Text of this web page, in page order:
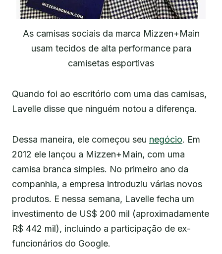
As camisas sociais da marca Mizzen+Main
usam tecidos de alta performance para
camisetas esportivas
Quando foi ao escritório com uma das camisas,
Lavelle disse que ninguém notou a diferença.
Dessa maneira, ele começou seu negócio. Em
2012 ele lançou a Mizzen+Main, com uma
camisa branca simples. No primeiro ano da
companhia, a empresa introduziu várias novos
produtos. E nessa semana, Lavelle fecha um
investimento de US$ 200 mil (aproximadamente
R$ 442 mil), incluindo a participação de ex-
funcionários do Google.